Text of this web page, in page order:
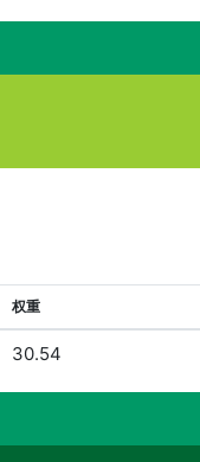
权重
30.54